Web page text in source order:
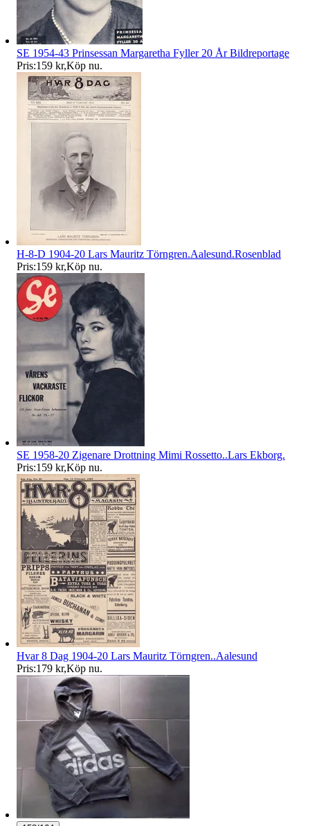
SE 1954-43 Prinsessan Margaretha Fyller 20 År Bildreportage
Pris:159 kr,Köp nu.
H-8-D 1904-20 Lars Mauritz Törngren.Aalesund.Rosenblad
Pris:159 kr,Köp nu.
SE 1958-20 Zigenare Drottning Mimi Rossetto..Lars Ekborg.
Pris:159 kr,Köp nu.
Hvar 8 Dag 1904-20 Lars Mauritz Törngren..Aalesund
Pris:179 kr,Köp nu.